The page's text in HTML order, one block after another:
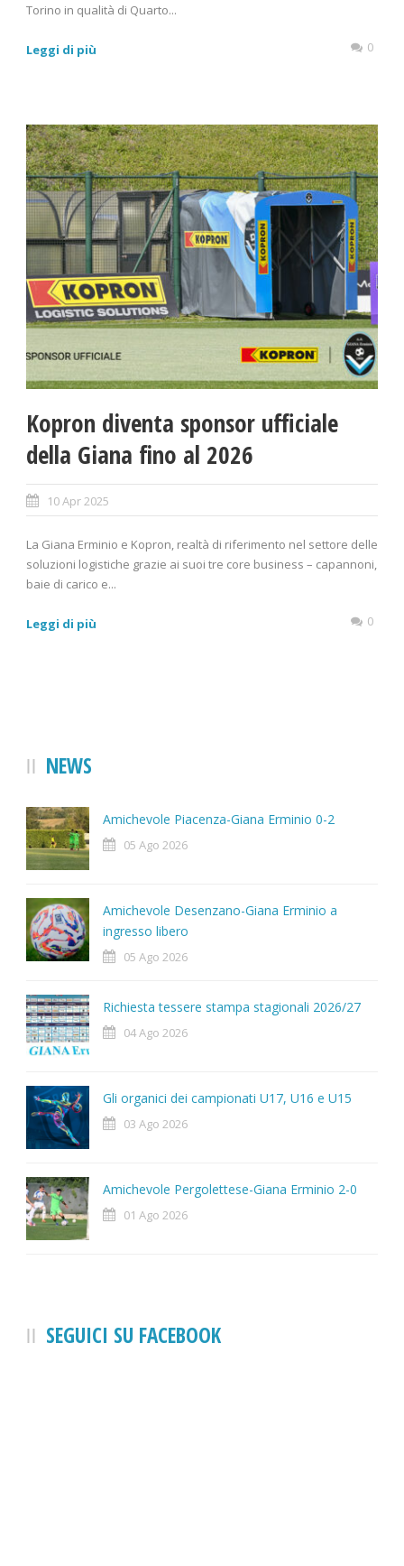
Torino in qualità di Quarto...
Leggi di più 0
Kopron diventa sponsor ufficiale
della Giana fino al 2026
10 Apr 2025
La Giana Erminio e Kopron, realtà di riferimento nel settore delle
soluzioni logistiche grazie ai suoi tre core business – capannoni,
baie di carico e...
Leggi di più 0
NEWS
Amichevole Piacenza-Giana Erminio 0-2
05 Ago 2026
Amichevole Desenzano-Giana Erminio a
ingresso libero
05 Ago 2026
Richiesta tessere stampa stagionali 2026/27
04 Ago 2026
Gli organici dei campionati U17, U16 e U15
03 Ago 2026
Amichevole Pergolettese-Giana Erminio 2-0
01 Ago 2026
SEGUICI SU FACEBOOK